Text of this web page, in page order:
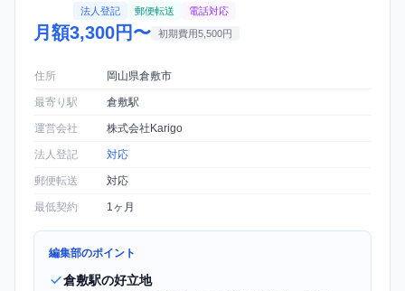
法人登記 郵便転送 電話対応
月額3,300円〜 初期費用5,500円
住所 岡山県倉敷市
最寄り駅 倉敷駅
運営会社 株式会社Karigo
法人登記 対応
郵便転送 対応
最低契約 1ヶ月
編集部のポイント
倉敷駅の好立地